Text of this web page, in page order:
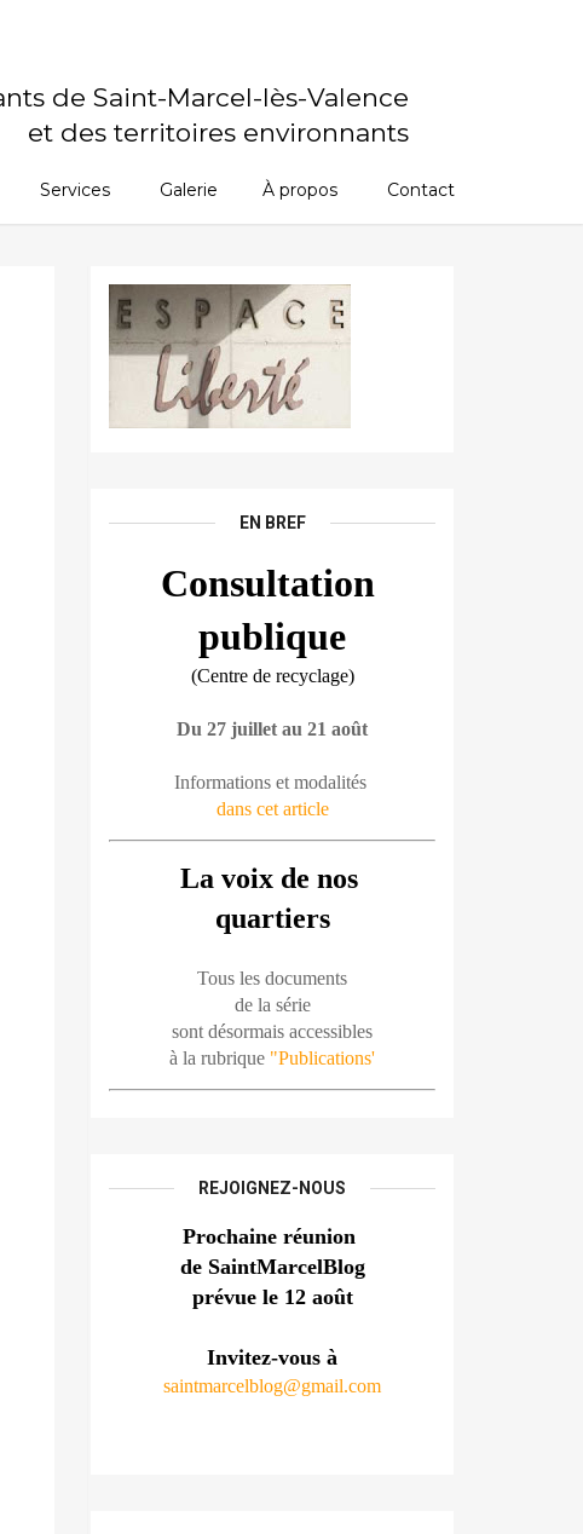
de Saint-Marcel-lès-Valence
et des territoires environnants
Services Galerie À propos Contact
EN BREF
Consultation
publique
(Centre de recyclage)
Du 27 juillet au 21 août
Informations et modalités
dans cet article
La voix de nos
quartiers
Tous les documents
de la série
sont désormais accessibles
à la rubrique "Publications'
REJOIGNEZ-NOUS
Prochaine réunion
de SaintMarcelBlog
prévue le 12 août
Invitez-vous à
saintmarcelblog@gmail.com